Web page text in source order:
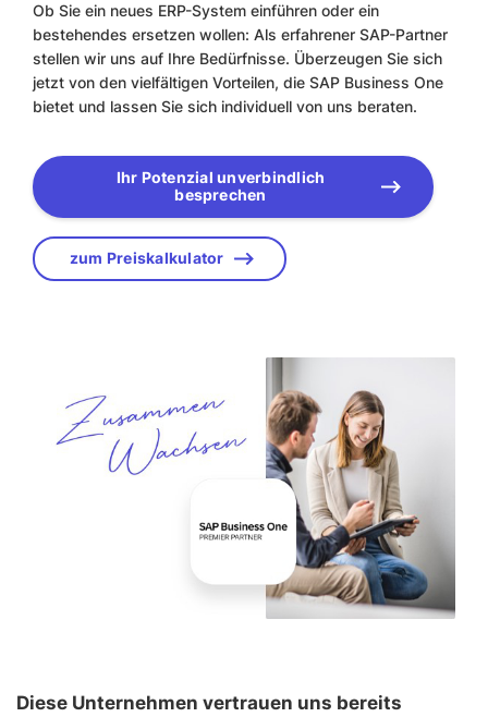
Ob Sie ein neues ERP-System einführen oder ein
bestehendes ersetzen wollen: Als erfahrener SAP-Partner
stellen wir uns auf Ihre Bedürfnisse. Überzeugen Sie sich
jetzt von den vielfältigen Vorteilen, die SAP Business One
bietet und lassen Sie sich individuell von uns beraten.
Ihr Potenzial unverbindlich
besprechen
zum Preiskalkulator
Diese Unternehmen vertrauen uns bereits